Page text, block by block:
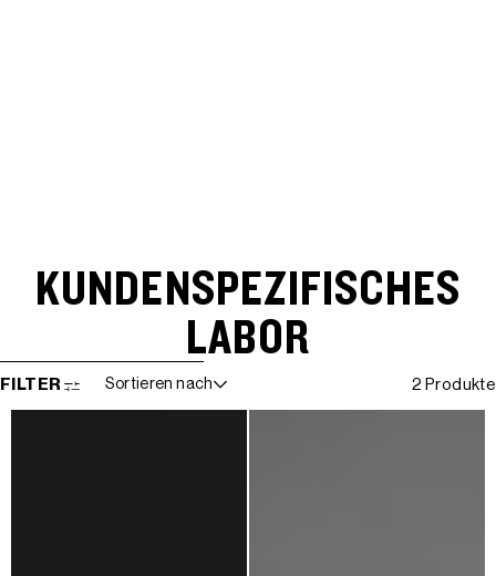
KUNDENSPEZIFISCHES
LABOR
WEITER ZUR ERGEBNISLISTE
FILTER Sortieren nach 2 Produkte